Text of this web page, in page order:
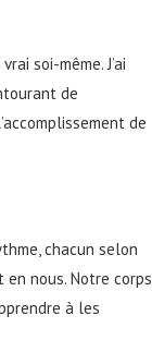
soi-même. J’ai
de
de
chacun selon
nous. Notre corps
à les